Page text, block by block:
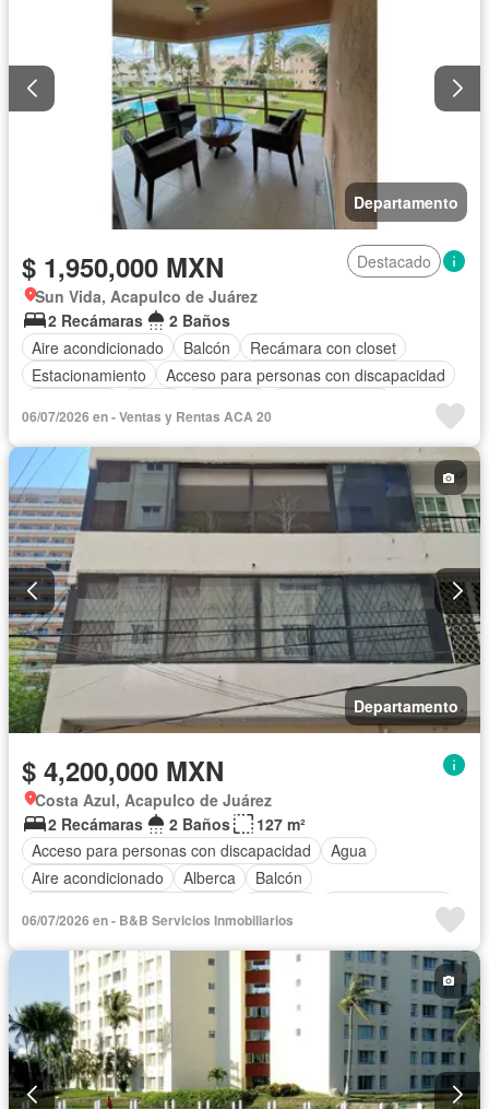
Departamento
$ 1,950,000 MXN
Destacado
Sun Vida, Acapulco de Juárez
2 Recámaras
2 Baños
Aire acondicionado
Balcón
Recámara con closet
Estacionamiento
Acceso para personas con discapacidad
Seguridad
Alberca Cancha de tenis
06/07/2026 en - Ventas y Rentas ACA 20
Departamento
$ 4,200,000 MXN
Costa Azul, Acapulco de Juárez
2 Recámaras
2 Baños
127 m²
Acceso para personas con discapacidad
Agua
Aire acondicionado
Alberca
Balcón
Cocina equipada
Cocina integral
Cuarto de Limpieza
Elevador
Estacionamiento Internet
Jardín
Televisión por cable
Terraza Vista panorámica
Wifi
Sin amueblar
06/07/2026 en - B&B Servicios Inmobiliarios